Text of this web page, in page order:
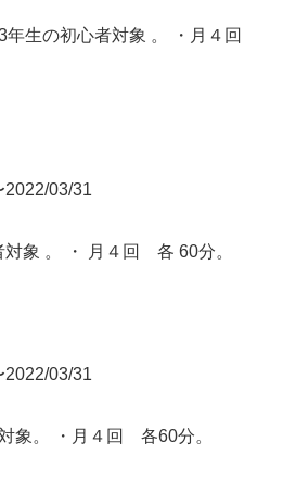
年生の初心者対象 。 ・月４回
03/31
対象 。 ・ 月４回 各 60分。
03/31
象。 ・月４回 各60分。